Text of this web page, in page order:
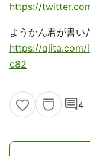
https://
ようかん君が書い
https://qiita.com/
c82
comment4